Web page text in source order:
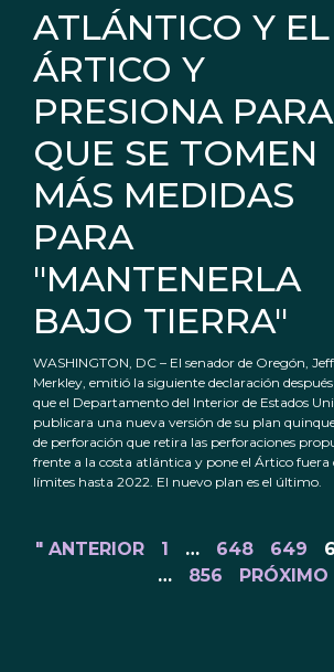
ATLÁNTICO Y EL
ÁRTICO Y
PRESIONA PARA
QUE SE TOMEN
MÁS MEDIDAS
PARA
"MANTENERLA
BAJO TIERRA"
WASHINGTON, DC – El senador de Oregón, Jeff
Merkley, emitió la siguiente declaración
que el Departamento del Interior de Estados
publicara una nueva versión de su plan
de perforación que retira las perforaciones
frente a la costa atlántica y pone el Ártico fuera
límites hasta 2022. El nuevo plan es el último.
" ANTERIOR 1 … 648 649
…
856 PRÓXIMO